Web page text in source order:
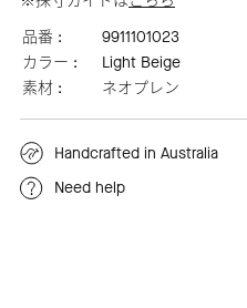
品番 :
9911101023
カラー :
Light Beige
素材 :
ネオプレン
Handcrafted in Australia
Need help